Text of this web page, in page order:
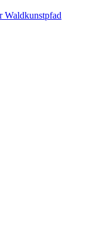
Waldkunstpfad